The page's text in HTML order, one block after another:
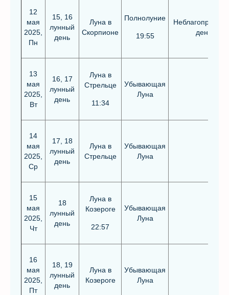
12
мая
2025,
Пн
15, 16
лунный
день
Луна в
Скорпионе
Полнолуние
19:55
день
13
мая
2025,
Вт
16, 17
лунный
день
Луна в
Стрельце
11:34
Убывающая
Луна
14
мая
2025,
Ср
17, 18
лунный
день
Луна в
Стрельце
Убывающая
Луна
15
мая
2025,
Чт
18
лунный
день
Луна в
Козероге
22:57
Убывающая
Луна
16
мая
2025,
Пт
18, 19
лунный
день
Луна в
Козероге
Убывающая
Луна